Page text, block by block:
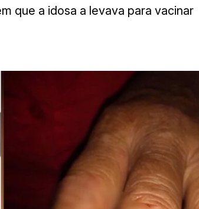
que a idosa a levava para vacinar